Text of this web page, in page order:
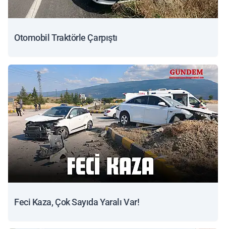
Otomobil Traktörle Çarpıştı
Feci Kaza, Çok Sayıda Yaralı Var!